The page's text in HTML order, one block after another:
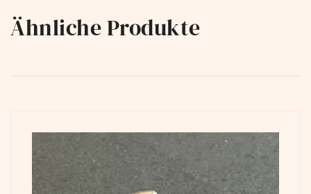
Ähnliche Produkte